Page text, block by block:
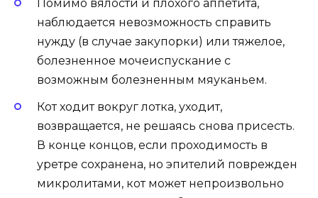
Помимо вялости и плохого аппетита,
наблюдается невозможность справить
нужду (в случае закупорки) или тяжелое,
болезненное мочеиспускание с
возможным болезненным мяуканьем.
Кот ходит вокруг лотка, уходит,
возвращается, не решаясь снова присесть.
В конце концов, если проходимость в
уретре сохранена, но эпителий поврежден
микролитами, кот может непроизвольно